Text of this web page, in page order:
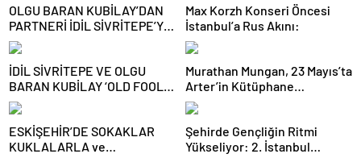
OLGU BARAN KUBİLAY’DAN
PARTNERİ İDİL SİVRİTEPE’YE
ÖVGÜ DOLU SÖZLER!
Max Korzh Konseri Öncesi
İstanbul’a Rus Akını:
İDİL SİVRİTEPE VE OLGU
BARAN KUBİLAY ‘OLD FOOLS’
İLE TÜRSAK VAKFI İÇİN
SAHNEDE!
Murathan Mungan, 23 Mayıs’ta
Arter’in Kütüphane
Söyleşileri’ne Konuk Oluyor!
ESKİŞEHİR’DE SOKAKLAR
KUKLALARLA ve
Şehirde Gençliğin Ritmi
Yükseliyor: 2. İstanbul